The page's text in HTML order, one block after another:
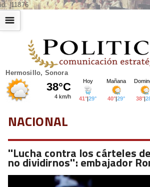
id: |11876
Hermosillo, Sonora
☰
NACIONAL
''Lucha contra los cárteles
no dividirnos'': embajador